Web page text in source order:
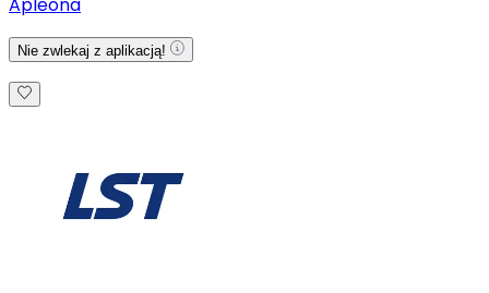
Nie zwlekaj z aplikacją!